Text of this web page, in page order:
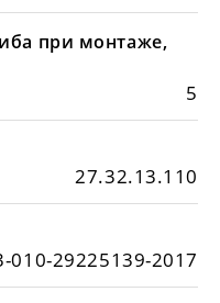
при монтаже,
5
27.32.13.110
010-29225139-2017